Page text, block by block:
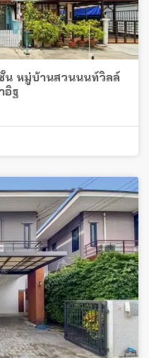
น หมู่บ้านสวนนนท์วิลล์
อิฐ